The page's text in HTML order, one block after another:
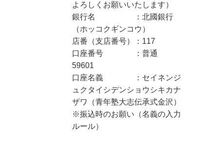
よろしくお願いいたします）
銀行名 ：北國銀行
（ホッコクギンコウ）
店番（支店番号）：117
口座番号 ：普通
59601
口座名義 ：セイネンジ
ュクタイシデンショウシキカナ
ザワ（青年塾大志伝承式金沢）
※振込時のお願い（名義の入力
ルール）